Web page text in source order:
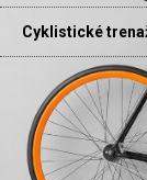
Cyklistické